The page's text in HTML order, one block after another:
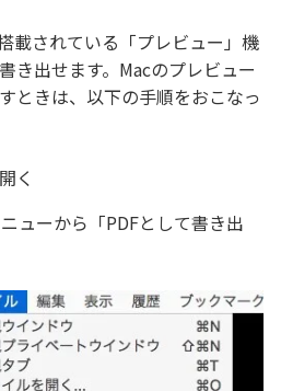
載されている「プレビュー」機
き出せます。Macのプレビュー
ときは、以下の手順をおこなっ
く
ューから「PDFとして書き出